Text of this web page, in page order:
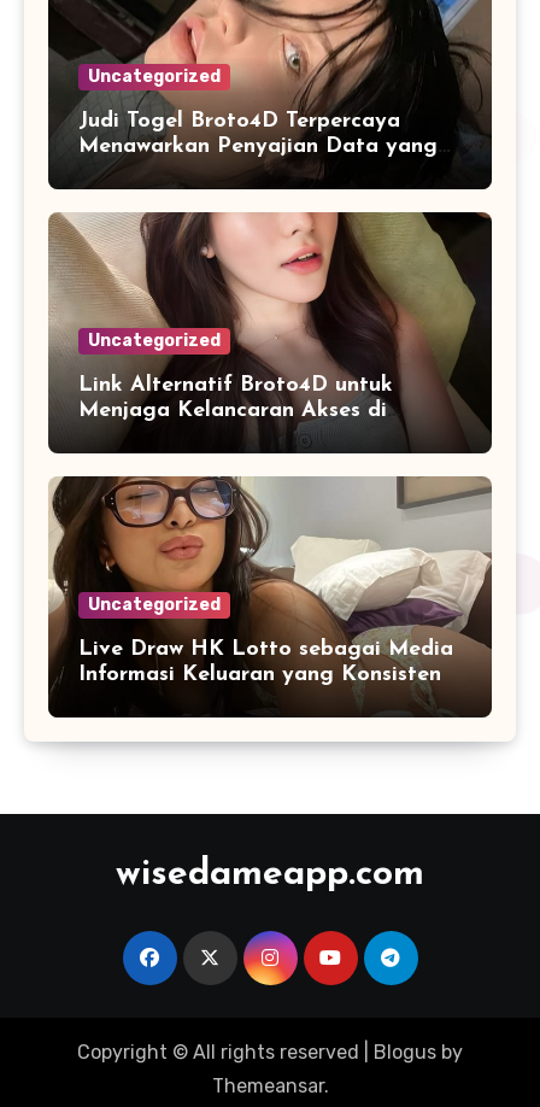
Uncategorized
Judi Togel Broto4D Terpercaya
Menawarkan Penyajian Data yang
Lebih Terorganisir untuk Pengguna
Uncategorized
Link Alternatif Broto4D untuk
Menjaga Kelancaran Akses di
Berbagai Perangkat
Uncategorized
Live Draw HK Lotto sebagai Media
Informasi Keluaran yang Konsisten
wisedameapp.com
Copyright © All rights reserved Blogus by
Themeansar.